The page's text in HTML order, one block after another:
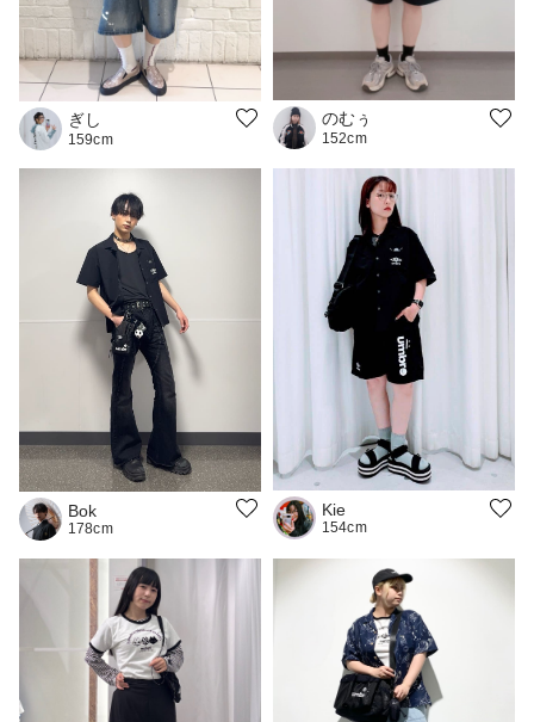
ぎし
159cm
のむぅ
152cm
Bok
178cm
Kie
154cm